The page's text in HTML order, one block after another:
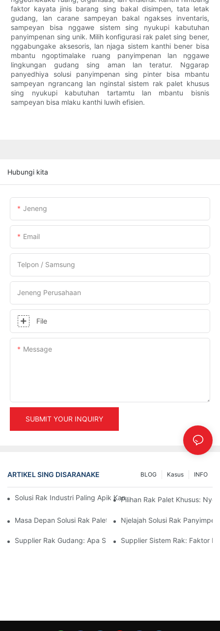
faktor kayata jinis barang sing bakal disimpen, tata letak
gudang, lan carane sampeyan bakal ngakses inventaris,
sampeyan bisa nggawe sistem sing nyukupi kabutuhan
panyimpenan sing unik. Milih konfigurasi rak palet sing bener,
nggabungake aksesoris, lan njaga sistem kanthi bener bisa
mbantu ngoptimalake ruang panyimpenan lan nggawe
lingkungan gudang sing aman lan teratur. Nggarap
panyedhiya solusi panyimpenan sing pinter bisa mbantu
sampeyan ngrancang lan nginstal sistem rak palet khusus
sing nyukupi kabutuhan tartamtu lan mbantu bisnis
sampeyan bisa mlaku kanthi luwih efisien.
Hubungi kita
Jeneng
Email
Telpon / Samsung
Jeneng Perusahaan
File
Message
SUBMIT YOUR INQUIRY
ARTIKEL SING DISARANAKE INFO
Kasus
BLOG
Solusi Rak Industri Paling Apik Kanggo Manajemen Gudang
Pilihan Rak Palet Khusus:
Masa Depan Solusi Rak Palet: Tren Lan Inovasi
Njelajah Solusi Rak
Supplier Rak Gudang: Apa Sing Kudu DigolekiSupplier Sistem Rak: Faktor